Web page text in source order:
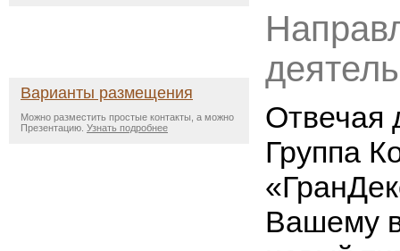
Варианты размещения
Можно разместить простые контакты, а можно
Презентацию. Узнать подробнее
Отвечая
Группа
Вашему